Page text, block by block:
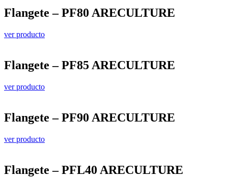
Flangete – PF80 ARECULTURE
ver producto
Flangete – PF85 ARECULTURE
ver producto
Flangete – PF90 ARECULTURE
ver producto
Flangete – PFL40 ARECULTURE